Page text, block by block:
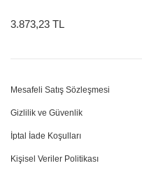
3.873,23 TL
Mesafeli Satış Sözleşmesi
Gizlilik ve Güvenlik
İptal İade Koşulları
Kişisel Veriler Politikası